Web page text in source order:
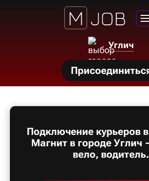
Углич
Подключение курьеров
Магнит в городе
вело, водитель.